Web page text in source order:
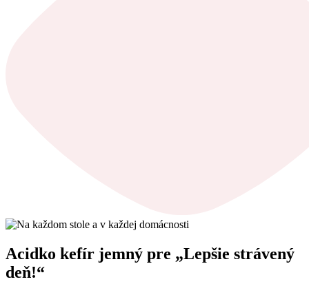
Acidko kefír jemný pre „Lepšie strávený
deň!“